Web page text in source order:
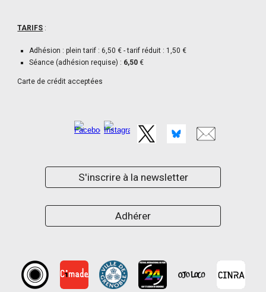
TARIFS :
Adhésion : plein tarif : 6,50 € - tarif réduit : 1,50 €
Séance (adhésion requise) : 6,50€
Carte de crédit acceptées
S'inscrire à la newsletter
Adhérer